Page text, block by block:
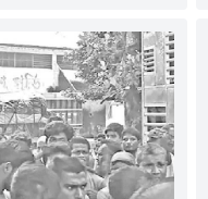
খরচসহ নানা চাপ
এখন নিজের চেষ্টায়
বাড়িতে রয়েছে তিনটি গাভী,
হাঁস ও ১৫টি মুরগি।